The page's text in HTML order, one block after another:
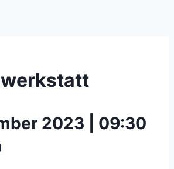
2023 | 09:30